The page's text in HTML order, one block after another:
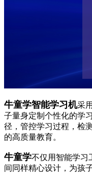
牛童学智能学习机采
子量身定制个性化的学
径，管控学习过程，检
的高质量教育。
牛童学不仅用智能学习
间同样精心设计，为孩